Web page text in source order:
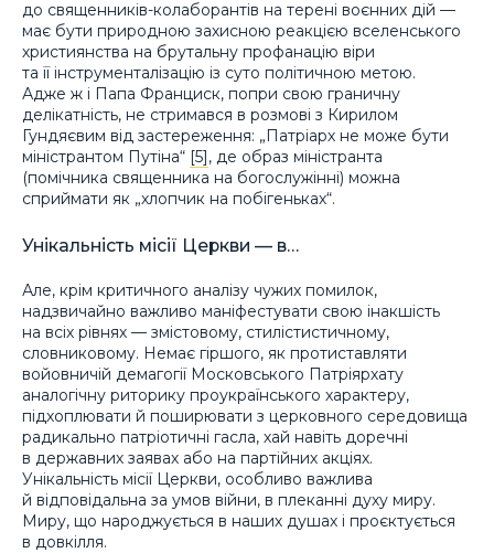
до священників-колаборантів на терені воєнних дій —
має бути природною захисною реакцією вселенського
християнства на брутальну профанацію віри
та її інструменталізацію із суто політичною метою.
Адже ж і Папа Франциск, попри свою граничну
делікатність, не стримався в розмові з Кирилом
Гундяєвим від застереження: „Патріарх не може бути
міністрантом Путіна“ [5] , де образ міністранта
(помічника священника на богослужінні) можна
сприймати як „хлопчик на побігеньках“.
Унікальність місії Церкви — в…
Але, крім критичного аналізу чужих помилок,
надзвичайно важливо маніфестувати свою інакшість
на всіх рівнях — змістовому, стилістистичному,
словниковому. Немає гіршого, як протиставляти
войовничій демагогії Московського Патріярхату
аналогічну риторику проукраїнського характеру,
підхоплювати й поширювати з церковного середовища
радикально патріотичні гасла, хай навіть доречні
в державних заявах або на партійних акціях.
Унікальність місії Церкви, особливо важлива
й відповідальна за умов війни, в плеканні духу миру.
Миру, що народжується в наших душах і проєктується
в довкілля.